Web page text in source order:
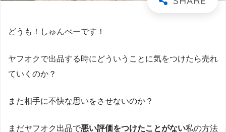
どうも！しゅんぺーです！
ヤフオクで出品する時にどういうことに気をつけたら売れ
ていくのか？
また相手に不快な思いをさせないのか？
まだヤフオク出品で悪い評価をつけたことがない私の方法